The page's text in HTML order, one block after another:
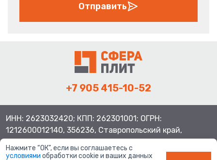
Отправить
+7 905 415-10-52
ИНН: 2623032420; КПП: 262301001; ОГРН:
1212600012140, 356236, Ставропольский край,
Шпаковский район, с.Верхнерусское, ул.Батайская 3
Нажмите “ОК”, если вы соглашаетесь с
условиями обработки cookie и ваших данных